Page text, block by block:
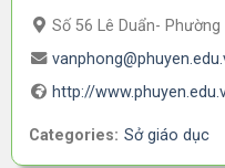
Số 56 Lê Duẩn-
http://
Categories: Sở giáo dục